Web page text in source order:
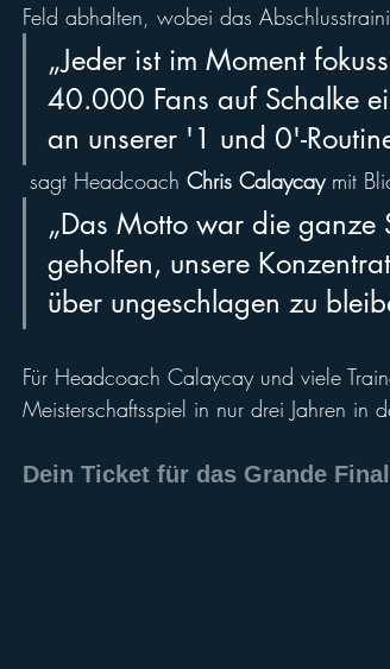
Feld abhalten, wobei das
„Jeder ist im Moment
40.000 Fans auf Schalke
an unserer '1 und 0'-
sagt Headcoach Chris Calaycay mit
„Das Motto war die ganze
geholfen, unsere
über ungeschlagen zu
Für Headcoach Calaycay und viele
Meisterschaftsspiel in nur drei Jahren in
Dein Ticket für das Grande